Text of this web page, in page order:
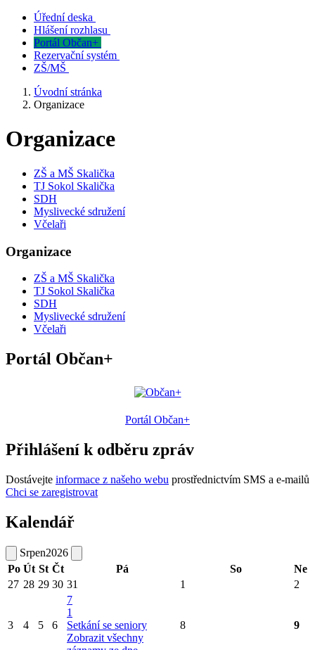
Úřední deska
Hlášení rozhlasu
Portál Občan+
Rezervační systém
ZŠ/MŠ
Úvodní stránka
Organizace
Organizace
ZŠ a MŠ Skalička
TJ Sokol Skalička
SDH
Myslivecké sdružení
Včelaři
Organizace
ZŠ a MŠ Skalička
TJ Sokol Skalička
SDH
Myslivecké sdružení
Včelaři
Portál Občan+
Portál Občan+
Přihlášení k odběru zpráv
Dostávejte informace z našeho webu prostřednictvím SMS a e-mailů
Chci se zaregistrovat
Kalendář
Srpen2026
Po Út St Čt Pá So
Ne
27 28 29 30 31 1 2
3 4 5 6
7
1
Setkání se seniory
Zobrazit všechny
8 9